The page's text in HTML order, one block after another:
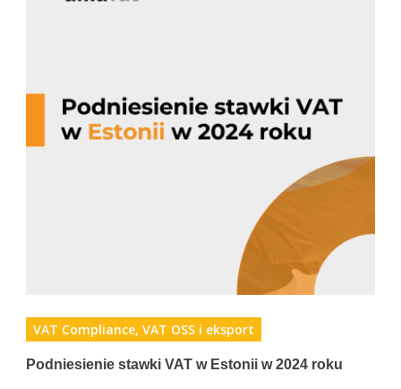
VAT Compliance, VAT OSS i eksport
Podniesienie stawki VAT w Estonii w 2024 roku